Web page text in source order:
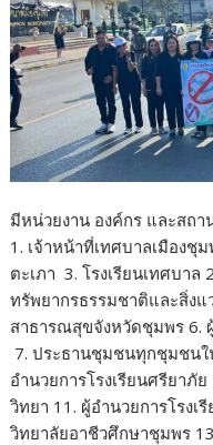
มีหน่วยงาน องค์กร และสถ
1. เจ้าหน้าที่เทศบาลเมืองชุ
ตะเภา 3. โรงเรียนเทศบาล
ทรัพยากรธรรมชาติและสิ่ง
สาธารณสุขจังหวัดชุมพร 6.
7. ประธานชุมชนทุกชุมชนใ
อำนวยการโรงเรียนศรียาภั
วิทยา 11. ผู้อำนวยการโรง
วิทยาลัยอาชีวศึกษาชุมพร